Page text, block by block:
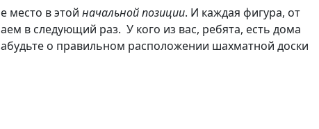
место в этой начальной позиции. И каждая фигура, от
в следующий раз. У кого из вас, ребята, есть дома
о правильном расположении шахматной доски